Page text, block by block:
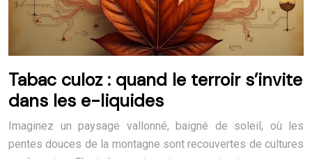
Tabac culoz : quand le terroir s’invite
dans les e-liquides
Imaginez un paysage vallonné, baigné de soleil, où les
pentes douces de la montagne sont recouvertes de cultures